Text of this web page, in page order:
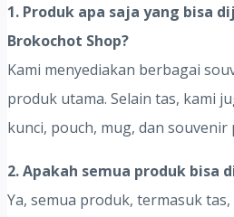
1. Produk apa saja yang bisa
Brokochot Shop?
Kami menyediakan berbagai
produk utama. Selain tas, kami
kunci, pouch, mug, dan souvenir
2. Apakah semua produk bisa
Ya, semua produk, termasuk